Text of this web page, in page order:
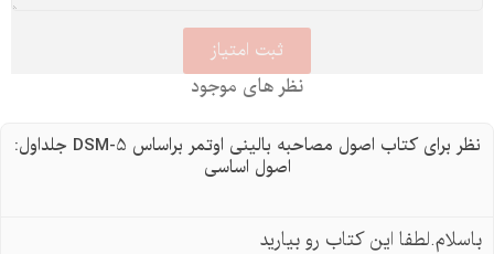
نظر های موجود
نظر برای کتاب اصول مصاحبه بالینی اوتمر براساس DSM-5 جلداول:
اصول اساسی
این کتاب رو بیارید